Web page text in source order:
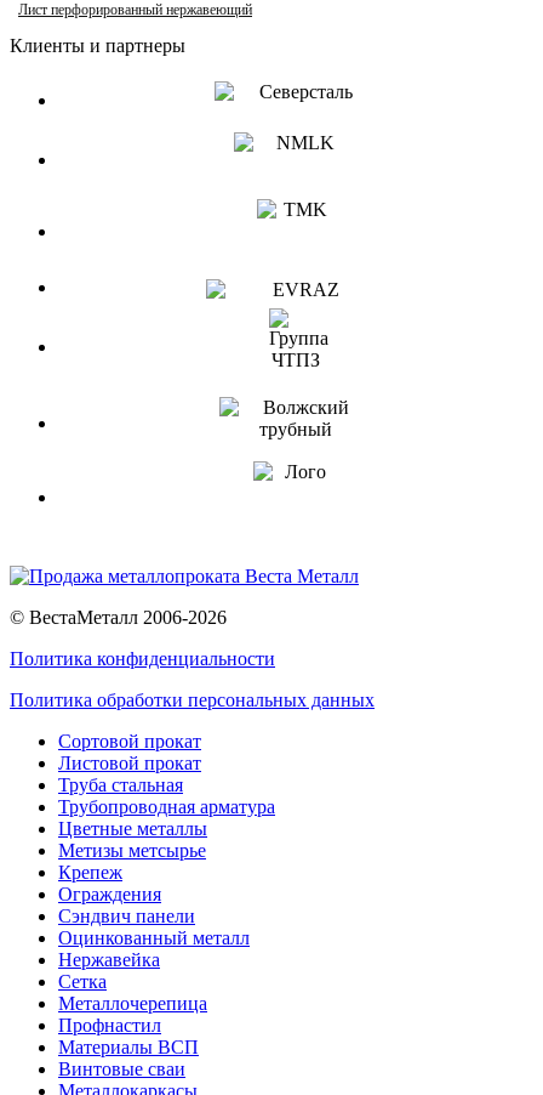
Лист перфорированный нержавеющий
Клиенты и партнеры
© ВестаМеталл 2006-2026
Политика конфиденциальности
Политика обработки персональных данных
Сортовой прокат
Листовой прокат
Труба стальная
Трубопроводная арматура
Цветные металлы
Метизы метсырье
Крепеж
Ограждения
Сэндвич панели
Оцинкованный металл
Нержавейка
Сетка
Металлочерепица
Профнастил
Материалы ВСП
Винтовые сваи